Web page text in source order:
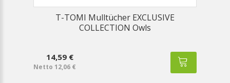
T-TOMI Mulltücher EXCLUSIVE
COLLECTION Owls
14,59 €
Netto 12,06 €